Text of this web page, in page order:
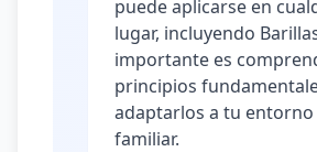
puede aplicarse en
lugar, incluyendo
importante es
principios
adaptarlos a tu entorno
familiar.